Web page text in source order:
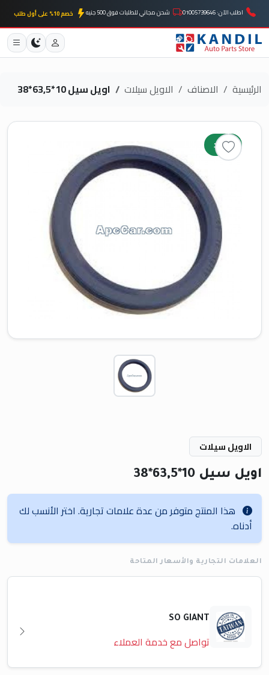
اطلب الآن: 01005739646 شحن مجاني للطلبات فوق 500 جنيه خصم 10% على أول طلب
الرئيسية الاصناف الاويل سيلات اويل سيل 10*63,5*38
جديد
الاويل سيلات
اويل سيل 10*63,5*38
هذا المنتج متوفر من عدة علامات تجارية. اختر الأنسب لك
أدناه.
العلامات التجارية والأسعار المتاحة
SO GIANT
تواصل مع خدمة العملاء